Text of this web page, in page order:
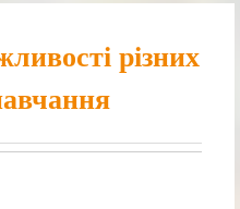
різних